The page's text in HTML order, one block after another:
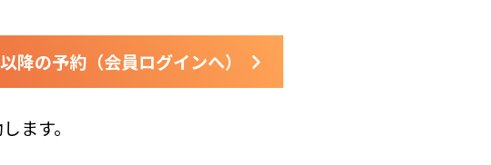
降の予約（会員ログインへ）
ます。